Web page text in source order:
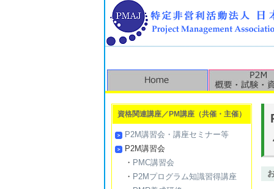
資格関連講座／PM講座（共催・主催）
P2M講習会・講座セミナー等
P2M講習会
・ PMC講習会
・ P2Mプログラム知識習得講座